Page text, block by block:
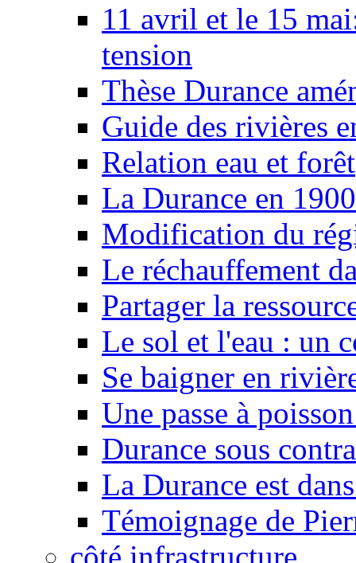
11 avril et le 15
tension
Thèse Durance
Guide des rivières
Relation eau et forêt
La Durance en 1900
Modification du
Le réchauffement
Partager la
Le sol et l'eau : un
Se baigner en
Une passe à
Durance sous
La Durance est
Témoignage de